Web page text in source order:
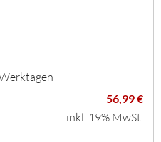
56,99 €
inkl. 19% MwSt.